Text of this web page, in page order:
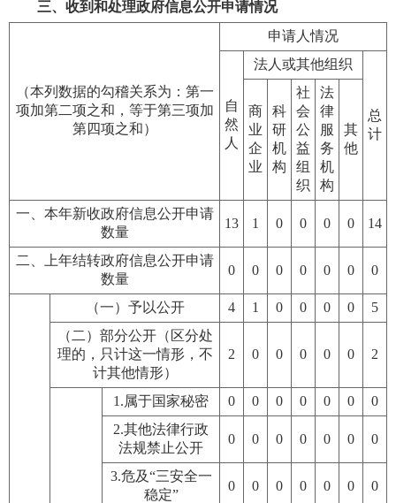
三、收到和处理政府信息公开申请情况
（本列数据的勾稽关系为：第一
项加第二项之和，等于第三项加
第四项之和）
申请人情况
自
然
人
法人或其他组织
总
计
商
业
企
业
科
研
机
构
社
会
公
益
组
织
法
律
服
务
机
构
其
他
一、本年新收政府信息公开申请
数量
13 1 0 0 0 0 14
二、上年结转政府信息公开申请
数量
0 0 0 0 0 0 0
（一）予以公开 4 1 0 0 0 0
5
（二）部分公开（区分处
理的，只计这一情形，不
计其他情形）
2 0 0 0 0 0 2
1.属于国家秘密 0 0 0 0 0 0
0
2.其他法律行政
法规禁止公开
0 0 0 0 0 0 0
3.危及“三安全一
稳定”
0 0 0 0 0 0 0